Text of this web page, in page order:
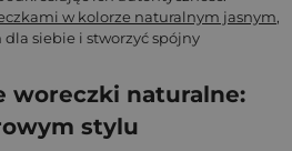
w kolorze naturalnym jasnym,
siebie i stworzyć spójny
woreczki naturalne:
stylu